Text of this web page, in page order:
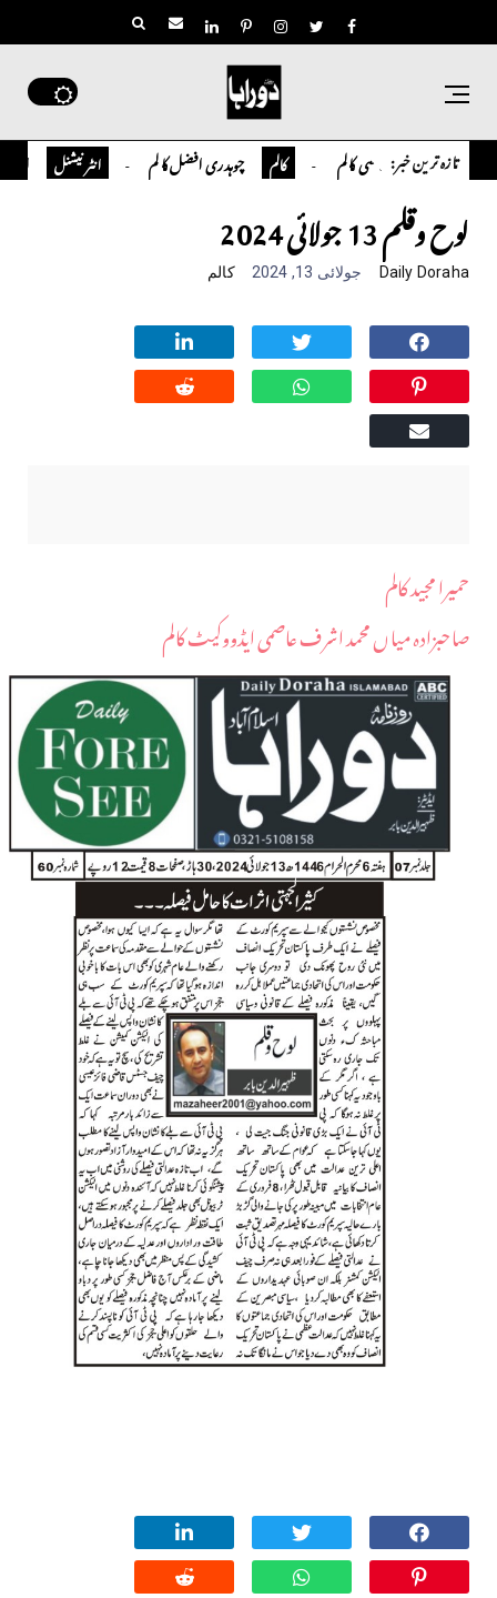
تازہ ترین خبر:
تمیور سلمان قاضی کالم کالم چوہدری افضل کالم انٹر نیشنل اوورسیز
لوح وقلم 13 جولائی 2024
Daily Doraha جولائی 13, 2024 کالم
حمیرا مجید کالم
صاحبزادہ میاں محمد اشرف عاصمی ایڈووکیٹ کالم